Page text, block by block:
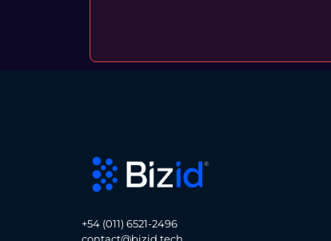
+54 (011) 6521-2496
contact@bizid.tech